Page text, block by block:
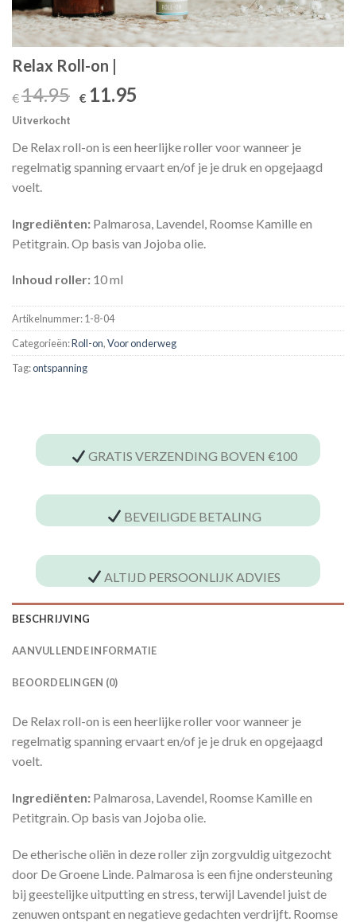
Relax Roll-on |
€14.95 Oorspronkelijke
€14.95.
€ 11.95
€11.95.
Uitverkocht
De Relax roll-on is een heerlijke roller voor wanneer je
regelmatig spanning ervaart en/of je je druk en opgejaagd
voelt.
Ingrediënten: Palmarosa, Lavendel, Roomse Kamille en
Petitgrain. Op basis van Jojoba olie.
Inhoud roller: 10 ml
Artikelnummer:1-8-04
Categorieën:Roll-on,Voor onderweg
Tag:ontspanning
GRATIS VERZENDING BOVEN €100
BEVEILIGDE BETALING
ALTIJD PERSOONLIJK ADVIES
BESCHRIJVING
AANVULLENDE INFORMATIE
BEOORDELINGEN (0)
De Relax roll-on is een heerlijke roller voor wanneer je
regelmatig spanning ervaart en/of je je druk en opgejaagd
voelt.
Ingrediënten: Palmarosa, Lavendel, Roomse Kamille en
Petitgrain. Op basis van Jojoba olie.
De etherische oliën in deze roller zijn zorgvuldig uitgezocht
door De Groene Linde. Palmarosa is een fijne ondersteuning
bij geestelijke uitputting en stress, terwijl Lavendel juist de
zenuwen ontspant en negatieve gedachten verdrijft. Roomse